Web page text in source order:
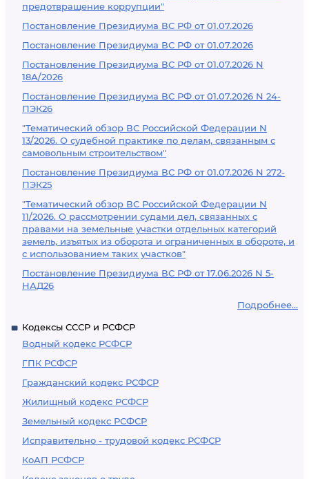
предотвращение коррупции"
Постановление Президиума ВС РФ от 01.07.2026
Постановление Президиума ВС РФ от 01.07.2026
Постановление Президиума ВС РФ от 01.07.2026 N
18А/2026
Постановление Президиума ВС РФ от 01.07.2026 N 24-
ПЭК26
"Тематический обзор ВС Российской Федерации N
13/2026. О судебной практике по делам, связанным с
самовольным строительством"
Постановление Президиума ВС РФ от 01.07.2026 N 272-
ПЭК25
"Тематический обзор ВС Российской Федерации N
11/2026. О рассмотрении судами дел, связанных с
правами на земельные участки отдельных категорий
земель, изъятых из оборота и ограниченных в обороте, и
с использованием таких участков"
Постановление Президиума ВС РФ от 17.06.2026 N 5-
НАД26
Подробнее...
Кодексы СССР и РСФСР
Водный кодекс РСФСР
ГПК РСФСР
Гражданский кодекс РСФСР
Жилищный кодекс РСФСР
Земельный кодекс РСФСР
Исправительно - трудовой кодекс РСФСР
КоАП РСФСР